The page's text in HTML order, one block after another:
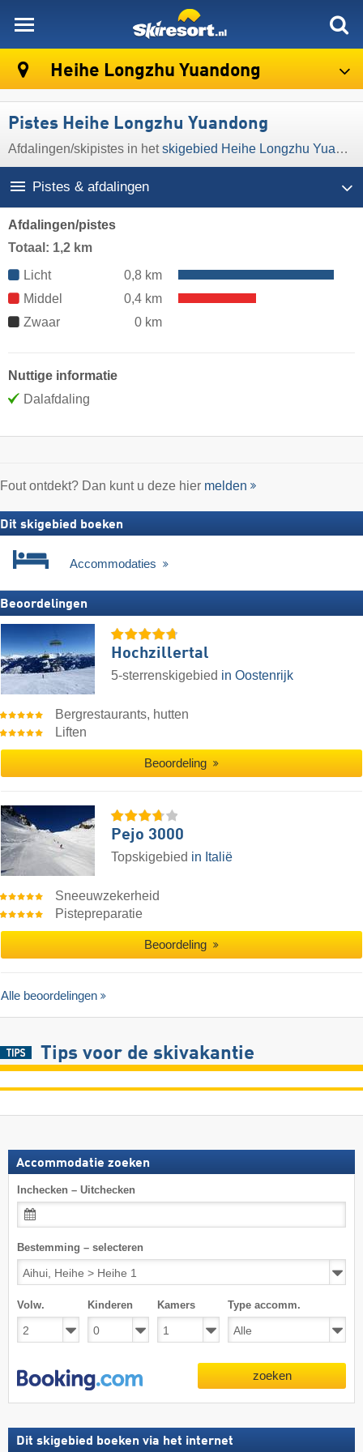
Heihe Longzhu Yuandong
Pistes Heihe Longzhu Yuandong
Afdalingen/​skipistes in hetskigebied Heihe Longzhu Yuandong
Pistes & afdalingen
Afdalingen/pistes
Totaal: 1,2 km
Licht
0,8 km
Middel
0,4 km
Zwaar
0 km
Nuttige informatie
Dalafdaling
Fout ontdekt? Dan kunt u deze hier melden
Dit skigebied boeken
Accommodaties
Beoordelingen
Hochzillertal
5-sterrenskigebied in Oostenrijk
Bergrestaurants, hutten
Liften
Beoordeling
Pejo 3000
Topskigebied in Italië
Sneeuwzekerheid
Pistepreparatie
Beoordeling
Alle beoordelingen
Tips voor de skivakantie
Accommodatie zoeken
Inchecken – Uitchecken
Bestemming – selecteren
Volw. Kinderen Kamers Type accomm.
zoeken
Dit skigebied boeken via het internet